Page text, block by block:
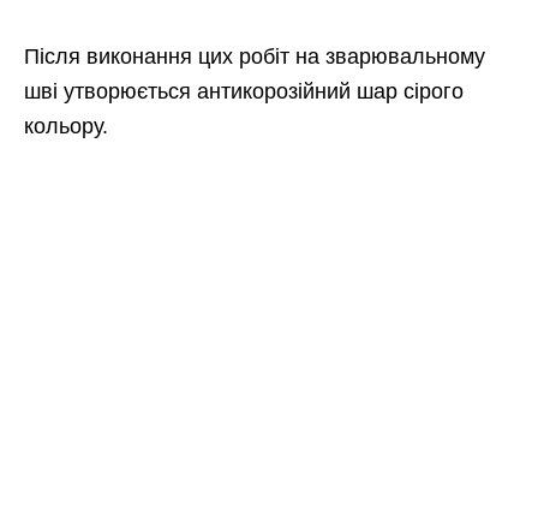
Після виконання цих робіт на зварювальному
шві утворюється антикорозійний шар сірого
кольору.